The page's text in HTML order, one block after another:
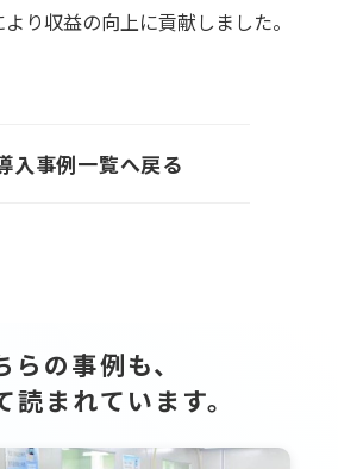
り収益の向上に貢献しました。
入事例一覧へ戻る
らの事例も、
読まれています。